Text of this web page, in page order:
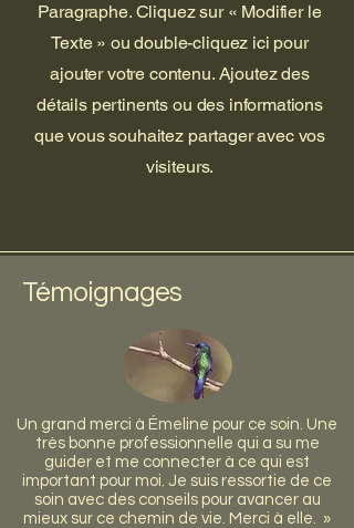
Paragraphe. Cliquez sur « Modifier le
Texte » ou double-cliquez ici pour
ajouter votre contenu. Ajoutez des
détails pertinents ou des informations
que vous souhaitez partager avec vos
visiteurs.
Témoignages
Un grand merci à Émeline pour ce soin. Une
très bonne professionnelle qui a su me
guider et me connecter à ce qui est
important pour moi. Je suis ressortie de ce
soin avec des conseils pour avancer au
mieux sur ce chemin de vie. Merci à elle. »